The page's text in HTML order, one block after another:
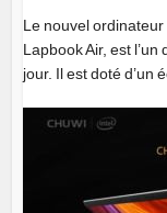
Le nouvel
Lapbook Air, est
jour. Il est doté d’un